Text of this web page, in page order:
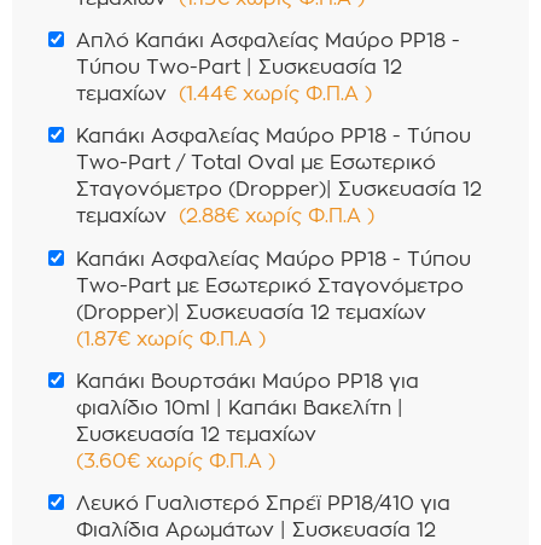
Απλό Καπάκι Ασφαλείας Μαύρο PP18 -
Τύπου Two-Part | Συσκευασία 12
τεμαχίων (1.44€ χωρίς Φ.Π.Α )
Καπάκι Ασφαλείας Μαύρο PP18 - Τύπου
Two-Part / Total Oval με Εσωτερικό
Σταγονόμετρο (Dropper)| Συσκευασία 12
τεμαχίων (2.88€ χωρίς Φ.Π.Α )
Καπάκι Ασφαλείας Μαύρο PP18 - Τύπου
Two-Part με Εσωτερικό Σταγονόμετρο
(Dropper)| Συσκευασία 12 τεμαχίων
(1.87€ χωρίς Φ.Π.Α )
Καπάκι Βουρτσάκι Μαύρο PP18 για
φιαλίδιο 10ml | Καπάκι Βακελίτη |
Συσκευασία 12 τεμαχίων
(3.60€ χωρίς Φ.Π.Α )
Λευκό Γυαλιστερό Σπρέϊ PP18/410 για
Φιαλίδια Αρωμάτων | Συσκευασία 12